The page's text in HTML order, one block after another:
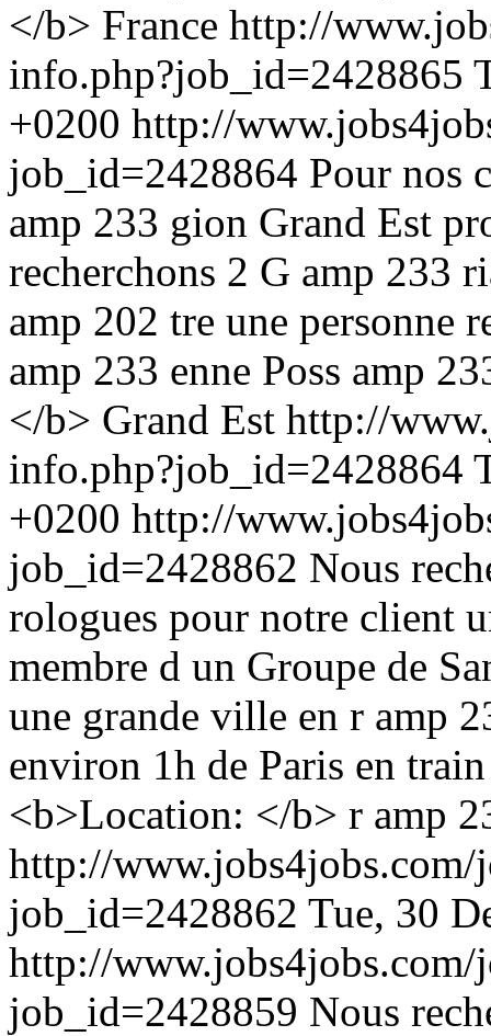
</b> France http://
info.php?job_id=2428865
+0200 http://
job_id=2428864 Pour nos
amp 233 gion Grand Est
recherchons 2 G amp 233
amp 202 tre une personne
amp 233 enne Poss amp
</b> Grand Est http://
info.php?job_id=2428864
+0200 http://
job_id=2428862 Nous
rologues pour notre client
membre d un Groupe de
une grande ville en r amp
environ 1h de Paris en
<b>Location: </b> r amp
http://www.jobs4jobs.com/
job_id=2428862 Tue, 30
http://www.jobs4jobs.com/
job_id=2428859 Nous